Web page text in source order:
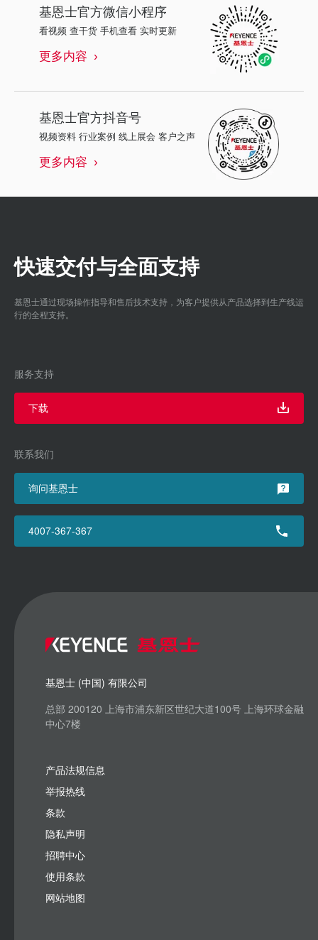
基恩士官方微信小程序
看视频 查干货 手机查看 实时更新
更多内容
基恩士官方抖音号
视频资料 行业案例 线上展会 客户之声
更多内容
快速交付与全面支持
基恩士通过现场操作指导和售后技术支持，为客户提供从产品选择到生产线运
行的全程支持。
服务支持
下载
联系我们
询问基恩士
4007-367-367
基恩士 (中国) 有限公司
总部 200120 上海市浦东新区世纪大道100号 上海环球金融
中心7楼
产品法规信息
举报热线
条款
隐私声明
招聘中心
使用条款
网站地图